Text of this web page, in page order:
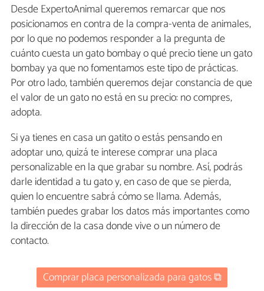
Desde ExpertoAnimal queremos remarcar que nos
posicionamos en contra de la compra-venta de animales,
por lo que no podemos responder a la pregunta de
cuánto cuesta un gato bombay o qué precio tiene un gato
bombay ya que no fomentamos este tipo de prácticas.
Por otro lado, también queremos dejar constancia de que
el valor de un gato no está en su precio: no compres,
adopta.
Si ya tienes en casa un gatito o estás pensando en
adoptar uno, quizá te interese comprar una placa
personalizable en la que grabar su nombre. Así, podrás
darle identidad a tu gato y, en caso de que se pierda,
quien lo encuentre sabrá cómo se llama. Además,
también puedes grabar los datos más importantes como
la dirección de la casa donde vive o un número de
contacto.
Comprar placa personalizada para gatos ⧉